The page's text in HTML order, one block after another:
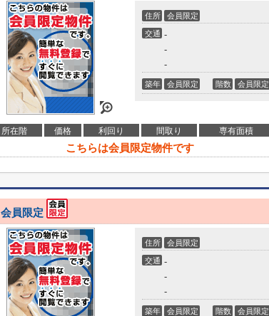
住所 会員限定
交通 -
-
-
築年 会員限定 階数 会員限定
所在階 価格 利回り 間取り 専有面積
こちらは会員限定物件です
会員限定
住所 会員限定
交通 -
-
-
築年 会員限定 階数 会員限定